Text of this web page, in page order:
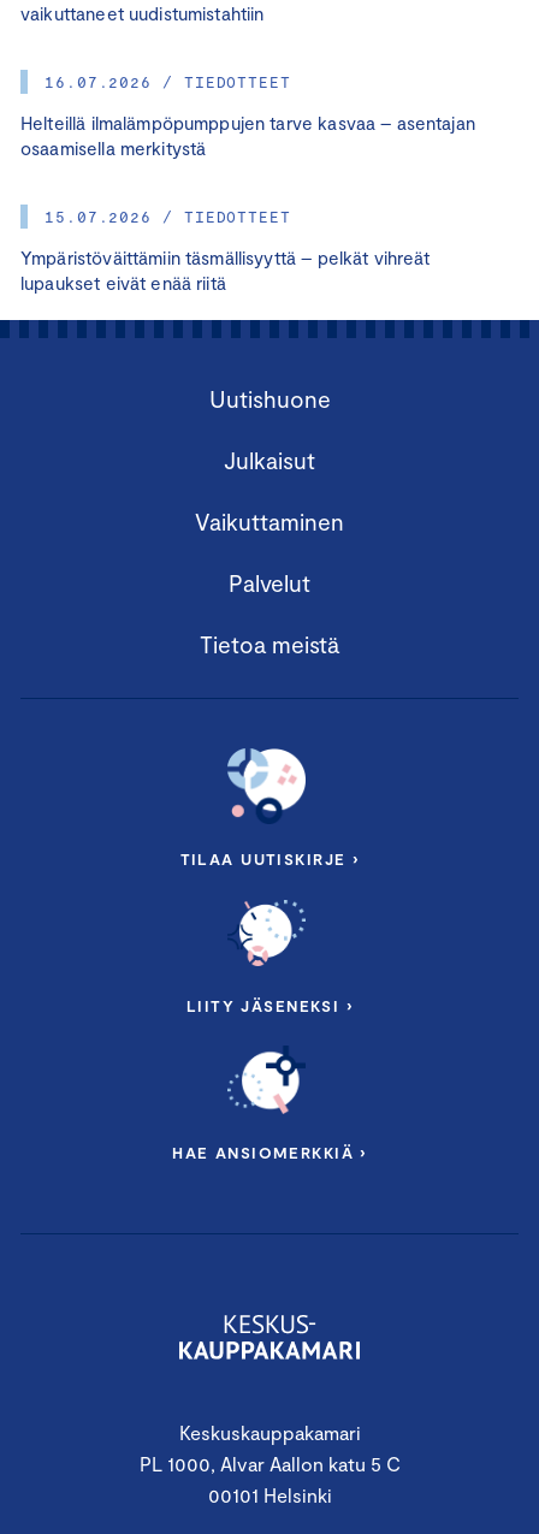
vaikuttaneet uudistumistahtiin
16.07.2026 / TIEDOTTEET
Helteillä ilmalämpöpumppujen tarve kasvaa – asentajan
osaamisella merkitystä
15.07.2026 / TIEDOTTEET
Ympäristöväittämiin täsmällisyyttä – pelkät vihreät
lupaukset eivät enää riitä
Keskuskauppakamari
PL 1000, Alvar Aallon katu 5 C
00101 Helsinki
Uutishuone
Julkaisut
Vaikuttaminen
Palvelut
Tietoa meistä
TILAA UUTISKIRJE ›
LIITY JÄSENEKSI ›
HAE ANSIOMERKKIÄ ›